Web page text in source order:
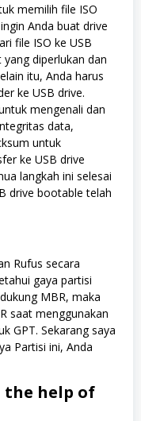
memilih file ISO
Anda buat drive
file ISO ke USB
diperlukan dan
itu, Anda harus
ke USB drive.
mengenali dan
data,
untuk
ke USB drive
langkah ini selesai
drive bootable telah
Rufus secara
gaya partisi
MBR, maka
saat menggunakan
GPT. Sekarang saya
Partisi ini, Anda
the help of